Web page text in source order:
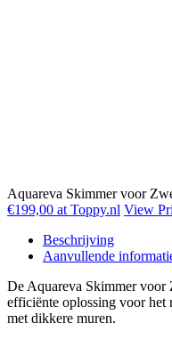
Aquareva Skimmer voor
€199,00 at Toppy.nl View
Beschrijving
Aanvullende
De Aquareva Skimmer voor
efficiënte oplossing voor
met dikkere muren.